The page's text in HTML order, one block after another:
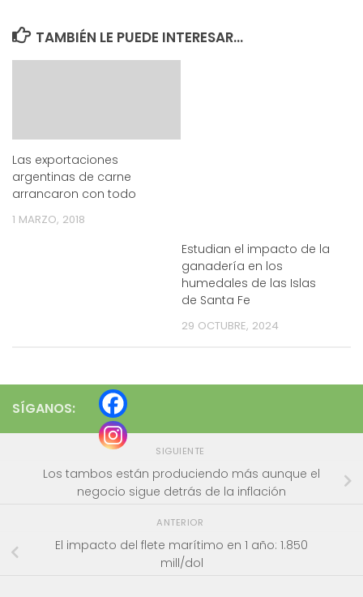
TAMBIÉN LE PUEDE INTERESAR...
Las exportaciones
argentinas de carne
arrancaron con todo
1 MARZO, 2018
Estudian el impacto de la
ganadería en los
humedales de las Islas
de Santa Fe
29 OCTUBRE, 2024
SÍGANOS:
SIGUIENTE
Los tambos están produciendo más aunque el
negocio sigue detrás de la inflación
ANTERIOR
El impacto del flete marítimo en 1 año: 1.850
mill/dol